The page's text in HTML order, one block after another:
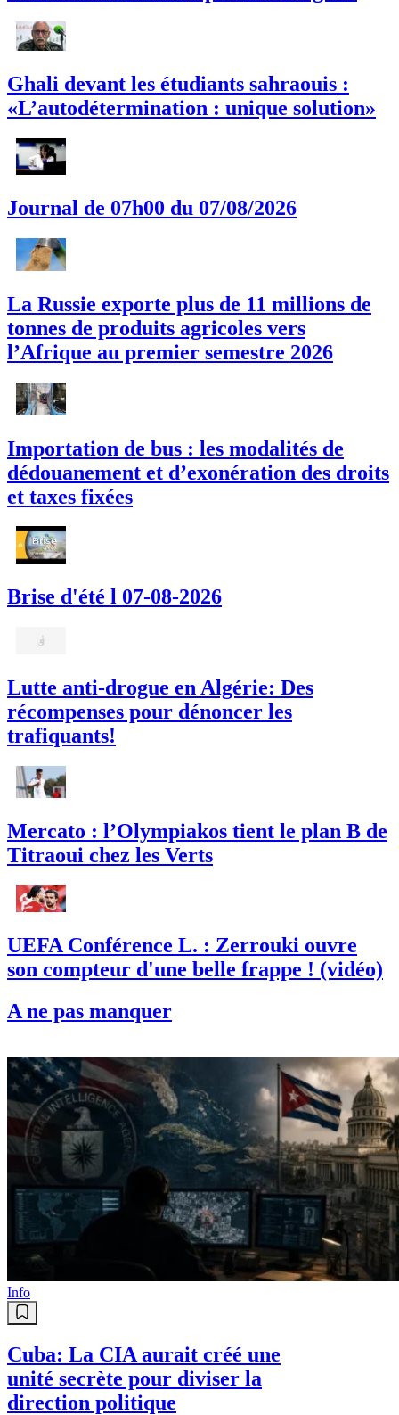
Ghali devant les étudiants sahraouis :
«L’autodétermination : unique solution»
Journal de 07h00 du 07/08/2026
La Russie exporte plus de 11 millions de
tonnes de produits agricoles vers
l’Afrique au premier semestre 2026
Importation de bus : les modalités de
dédouanement et d’exonération des droits
et taxes fixées
Brise d'été l 07-08-2026
Lutte anti-drogue en Algérie: Des
récompenses pour dénoncer les
trafiquants!
Mercato : l’Olympiakos tient le plan B de
Titraoui chez les Verts
UEFA Conférence L. : Zerrouki ouvre
son compteur d'une belle frappe ! (vidéo)
A ne pas manquer
Info
Cuba: La CIA aurait créé une
unité secrète pour diviser la
direction politique